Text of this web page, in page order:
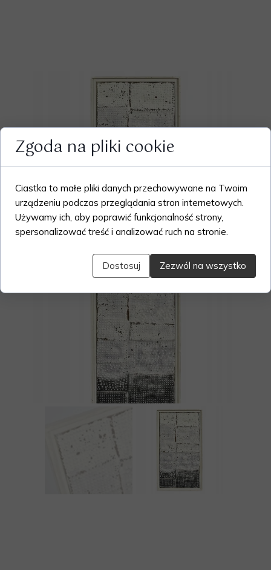
Zgoda na pliki cookie
Ciastka to małe pliki danych przechowywane na Twoim
urządzeniu podczas przeglądania stron internetowych.
Używamy ich, aby poprawić funkcjonalność strony,
spersonalizować treść i analizować ruch na stronie.
Dostosuj Zezwól na wszystko